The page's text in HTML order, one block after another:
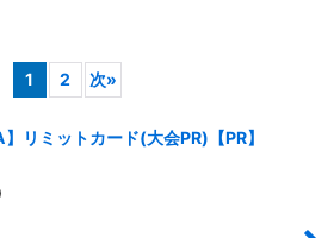
1 2 次»
】リミットカード(大会PR)【PR】